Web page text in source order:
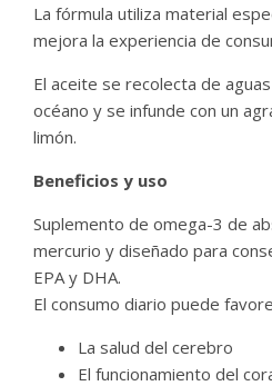
La fórmula utiliza material
mejora la experiencia de
El aceite se recolecta de
océano y se infunde con un
limón.
Beneficios y uso
Suplemento de omega-3 de
mercurio y diseñado para
EPA y DHA.
El consumo diario puede
La salud del cerebro
El funcionamiento del